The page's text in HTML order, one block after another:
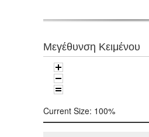
Μεγέθυνση Κειμένου
Current Size: 100%